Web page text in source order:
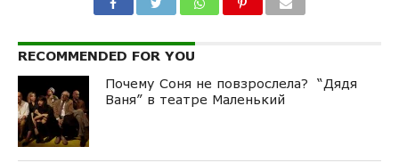
RECOMMENDED FOR YOU
Почему Соня не повзрослела? “Дядя
Ваня” в театре Маленький